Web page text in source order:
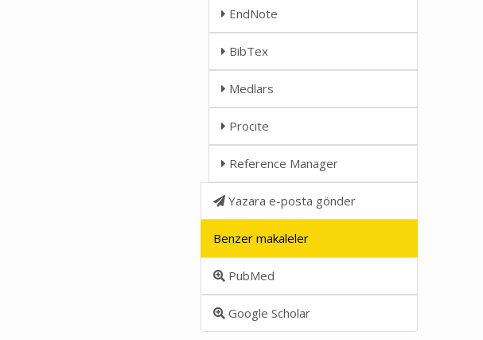
EndNote
BibTex
Medlars
Procite
Reference Manager
Yazara e-posta gönder
Benzer makaleler
PubMed
Google Scholar